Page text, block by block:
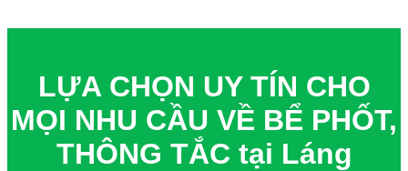
LỰA CHỌN UY TÍN CHO
MỌI NHU CẦU VỀ BỂ PHỐT,
THÔNG TẮC tại Láng